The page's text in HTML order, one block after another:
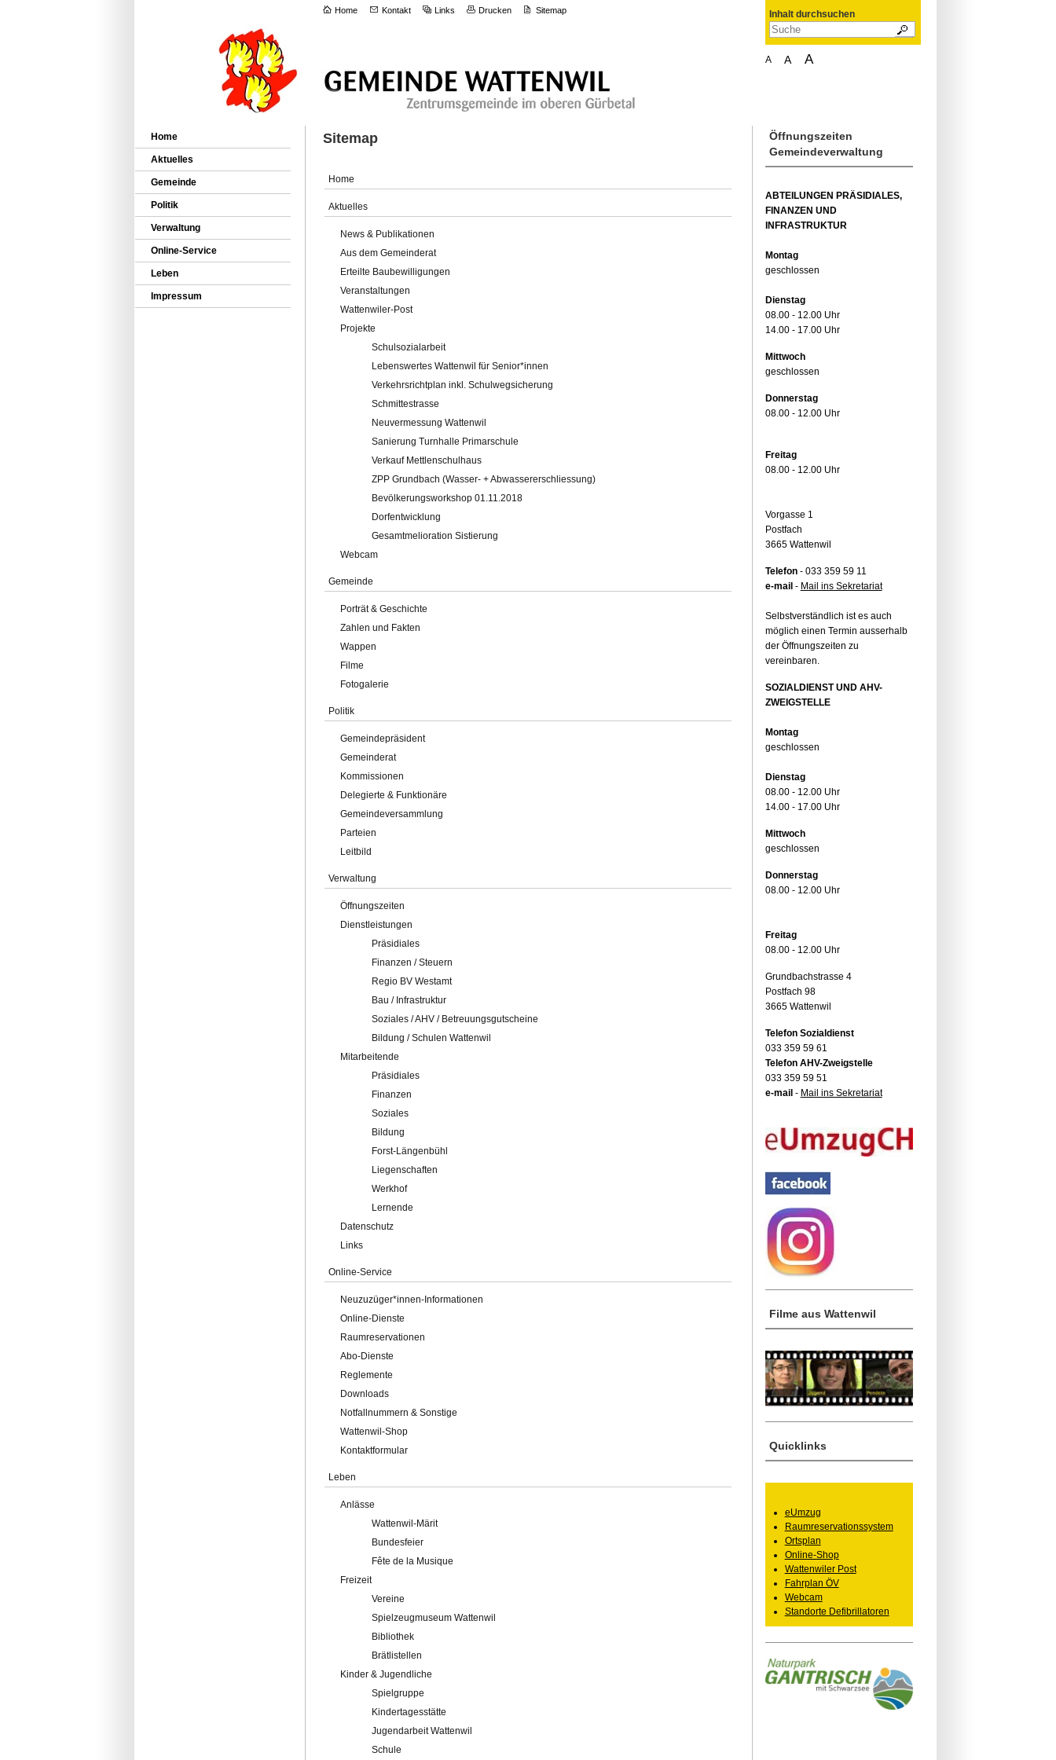
Home Kontakt Links Drucken Sitemap Inhalt durchsuchen
A A A
Home
Aktuelles
Gemeinde
Politik
Verwaltung
Online-Service
Leben
Impressum
Sitemap
Home
Aktuelles
News & Publikationen
Aus dem Gemeinderat
Erteilte Baubewilligungen
Veranstaltungen
Wattenwiler-Post
Projekte
Schulsozialarbeit
Lebenswertes Wattenwil für Senior*innen
Verkehrsrichtplan inkl. Schulwegsicherung
Schmittestrasse
Neuvermessung Wattenwil
Sanierung Turnhalle Primarschule
Verkauf Mettlenschulhaus
ZPP Grundbach (Wasser- + Abwassererschliessung)
Bevölkerungsworkshop 01.11.2018
Dorfentwicklung
Gesamtmelioration Sistierung
Webcam
Gemeinde
Porträt & Geschichte
Zahlen und Fakten
Wappen
Filme
Fotogalerie
Politik
Gemeindepräsident
Gemeinderat
Kommissionen
Delegierte & Funktionäre
Gemeindeversammlung
Parteien
Leitbild
Verwaltung
Öffnungszeiten
Dienstleistungen
Präsidiales
Finanzen / Steuern
Regio BV Westamt
Bau / Infrastruktur
Soziales / AHV / Betreuungsgutscheine
Bildung / Schulen Wattenwil
Mitarbeitende
Präsidiales
Finanzen
Soziales
Bildung
Forst-Längenbühl
Liegenschaften
Werkhof
Lernende
Datenschutz
Links
Online-Service
Neuzuzüger*innen-Informationen
Online-Dienste
Raumreservationen
Abo-Dienste
Reglemente
Downloads
Notfallnummern & Sonstige
Wattenwil-Shop
Kontaktformular
Leben
Anlässe
Wattenwil-Märit
Bundesfeier
Fête de la Musique
Freizeit
Vereine
Spielzeugmuseum Wattenwil
Bibliothek
Brätlistellen
Kinder & Jugendliche
Spielgruppe
Kindertagesstätte
Jugendarbeit Wattenwil
Schule
Öffnungszeiten
Gemeindeverwaltung
ABTEILUNGEN PRÄSIDIALES,
FINANZEN UND
INFRASTRUKTUR
Montag
geschlossen
Dienstag
08.00 - 12.00 Uhr
14.00 - 17.00 Uhr
Mittwoch
geschlossen
Donnerstag
08.00 - 12.00 Uhr
Freitag
08.00 - 12.00 Uhr
Vorgasse 1
Postfach
3665 Wattenwil
Telefon- 033 359 59 11
e-mail - Mail ins Sekretariat
Selbstverständlich ist es auch
möglich einen Termin ausserhalb
der Öffnungszeiten zu
vereinbaren.
SOZIALDIENST UND AHV-
ZWEIGSTELLE
Montag
geschlossen
Dienstag
08.00 - 12.00 Uhr
14.00 - 17.00 Uhr
Mittwoch
geschlossen
Donnerstag
08.00 - 12.00 Uhr
Freitag
08.00 - 12.00 Uhr
Grundbachstrasse 4
Postfach 98
3665 Wattenwil
Telefon Sozialdienst
033 359 59 61
Telefon AHV-Zweigstelle
033 359 59 51
e-mail - Mail ins Sekretariat
Filme aus Wattenwil
Quicklinks
eUmzug
Raumreservationssystem
Ortsplan
Online-Shop
Wattenwiler Post
Fahrplan ÖV
Webcam
Standorte Defibrillatoren